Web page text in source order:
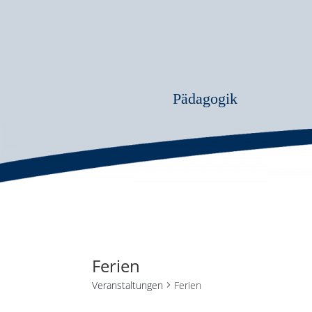
Pädagogik
Ferien
Veranstaltungen Ferien